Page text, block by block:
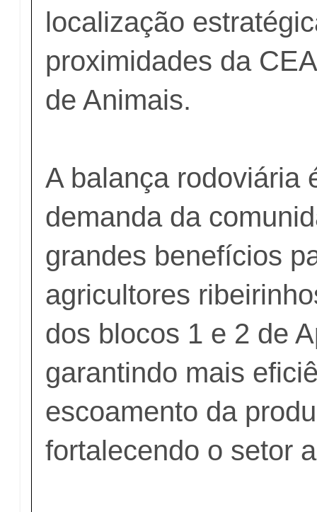
localização
proximidades da
de Animais.
A balança rodoviária
demanda da
grandes benefícios
agricultores
dos blocos 1 e 2 de
garantindo mais
escoamento da
fortalecendo o setor